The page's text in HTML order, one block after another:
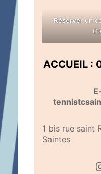
Réserverun
ACCUEIL :
1 bis rue saint
Saintes